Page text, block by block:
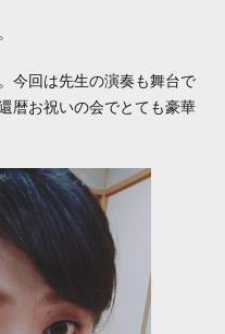
今回は先生の演奏も舞台で
暦お祝いの会でとても豪華